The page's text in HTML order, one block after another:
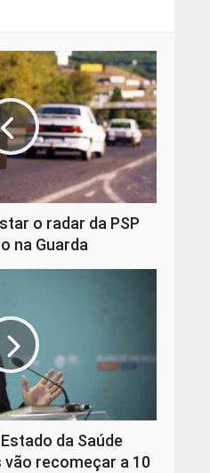
o radar da PSP
na Guarda
da Saúde
vão recomeçar a 10